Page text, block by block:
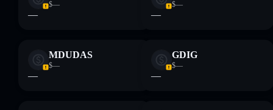
$—
—
$—
—
MDUDAS
$—
—
GDIG
$—
—